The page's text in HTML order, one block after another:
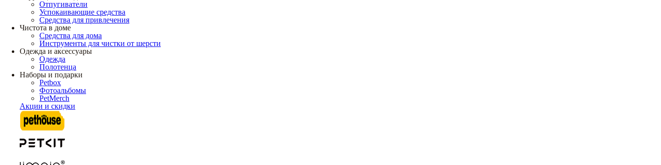
Отпугиватели
Успокаивающие средства
Средства для привлечения
Чистота в доме
Средства для дома
Инструменты для чистки от шерсти
Одежда и аксессуары
Одежда
Полотенца
Наборы и подарки
Petbox
Фотоальбомы
PetMerch
Акции и скидки